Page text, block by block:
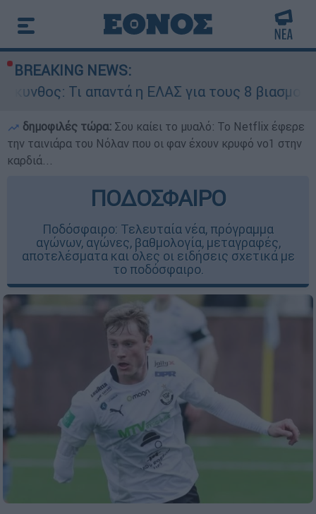
BREAKING NEWS:
η ΕΛΑΣ για τους 8 βιασμούς
δημοφιλές τώρα: Σου καίει το μυαλό: Το Netflix έφερε
την ταινιάρα του Νόλαν που οι φαν έχουν κρυφό νο1 στην
καρδιά...
ΠΟΔΟΣΦΑΙΡΟ
Ποδόσφαιρο: Τελευταία νέα, πρόγραμμα
αγώνων, αγώνες, βαθμολογία, μεταγραφές,
αποτελέσματα και όλες οι ειδήσεις σχετικά με
το ποδόσφαιρο.